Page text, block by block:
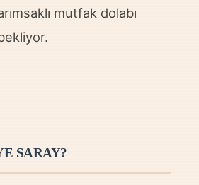
mutfak dolabı
SARAY?